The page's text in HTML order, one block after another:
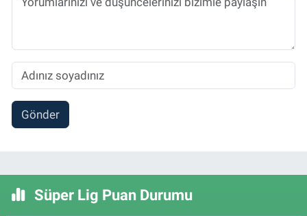
Gönder
Süper Lig Puan Durumu